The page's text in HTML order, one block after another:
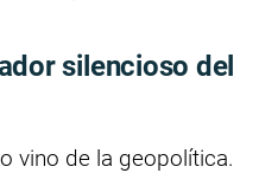
silencioso del
vino de la geopolítica.